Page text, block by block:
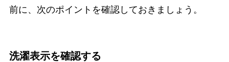
前に、次のポイントを確認しておきましょう。
洗濯表示を確認する